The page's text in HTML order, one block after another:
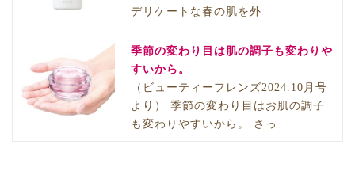
デリケートな春の肌を外
季節の変わり目は肌の調子も変わりや
すいから。
（ビューティーフレンズ2024.10月号
より） 季節の変わり目はお肌の調子
も変わりやすいから。 さっ